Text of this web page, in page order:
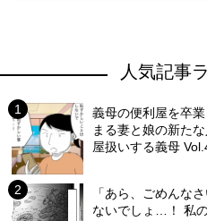
人気記事
義母の便利屋を卒
まる妻と娘の新た
屋扱いする義母
「あら、ごめんな
ないでしょ…！ 私